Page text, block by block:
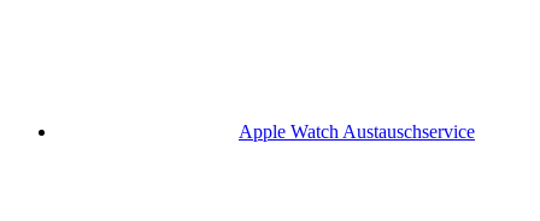
Apple Watch Austauschservice